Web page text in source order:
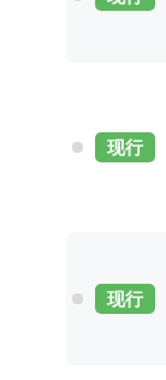
现行
现行